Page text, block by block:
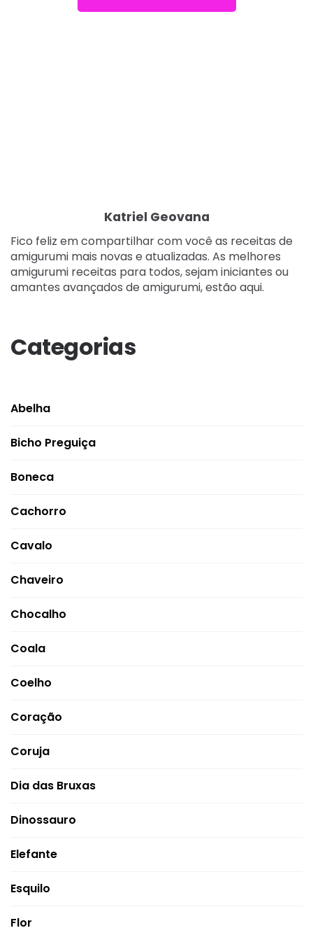
Katriel Geovana
Fico feliz em compartilhar com você as receitas de
amigurumi mais novas e atualizadas. As melhores
amigurumi receitas para todos, sejam iniciantes ou
amantes avançados de amigurumi, estão aqui.
Categorias
Abelha
Bicho Preguiça
Boneca
Cachorro
Cavalo
Chaveiro
Chocalho
Coala
Coelho
Coração
Coruja
Dia das Bruxas
Dinossauro
Elefante
Esquilo
Flor